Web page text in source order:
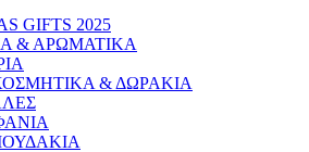
GIFTS 2025
& ΑΡΩΜΑΤΙΚΑ
& ΔΩΡΑΚΙΑ